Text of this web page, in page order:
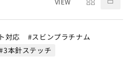
対応
スビンプラチナム
3本針ステッチ